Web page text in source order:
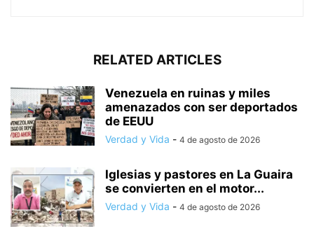
RELATED ARTICLES
Venezuela en ruinas y miles
amenazados con ser deportados
de EEUU
Verdad y Vida - 4 de agosto de 2026
Iglesias y pastores en La Guaira
se convierten en el motor...
Verdad y Vida - 4 de agosto de 2026